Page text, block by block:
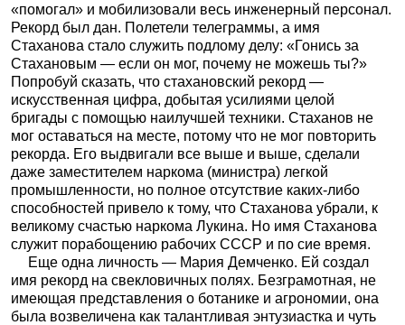
«помогал» и мобилизовали весь инженерный персонал.
Рекорд был дан. Полетели телеграммы, а имя
Стаханова стало служить подлому делу: «Гонись за
Стахановым — если он мог, почему не можешь ты?»
Попробуй сказать, что стахановский рекорд —
искусственная цифра, добытая усилиями целой
бригады с помощью наилучшей техники. Стаханов не
мог оставаться на месте, потому что не мог повторить
рекорда. Его выдвигали все выше и выше, сделали
даже заместителем наркома (министра) легкой
промышленности, но полное отсутствие каких-либо
способностей привело к тому, что Стаханова убрали, к
великому счастью наркома Лукина. Но имя Стаханова
служит порабощению рабочих СССР и по сие время.
Еще одна личность — Мария Демченко. Ей создал
имя рекорд на свекловичных полях. Безграмотная, не
имеющая представления о ботанике и агрономии, она
была возвеличена как талантливая энтузиастка и чуть